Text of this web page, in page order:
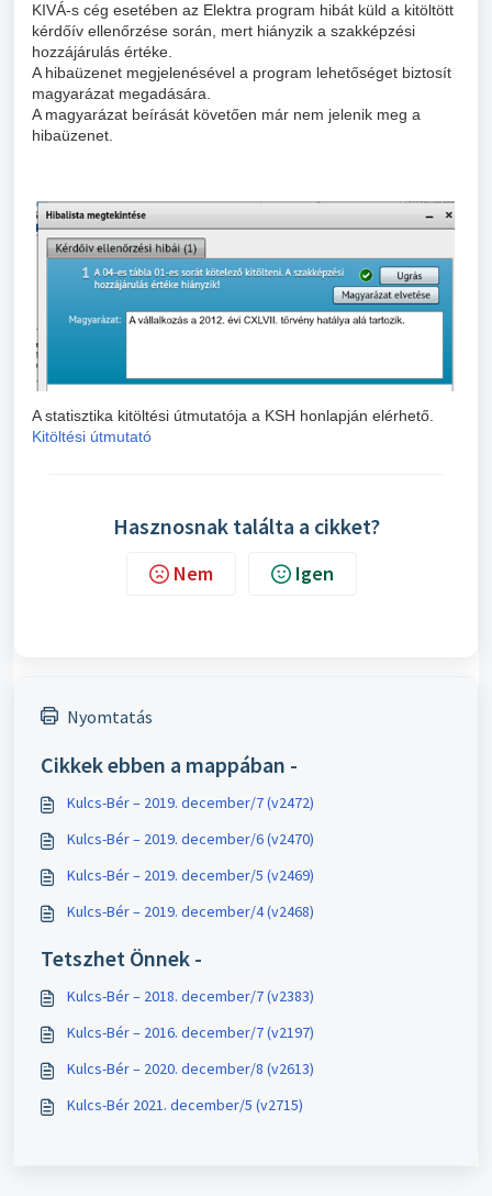
KIVÁ-s cég esetében az Elektra program hibát küld a kitöltött
kérdőív ellenőrzése során, mert hiányzik a szakképzési
hozzájárulás értéke.
A hibaüzenet megjelenésével a program lehetőséget biztosít
magyarázat megadására.
A magyarázat beírását követően már nem jelenik meg a
hibaüzenet.
A statisztika kitöltési útmutatója a KSH honlapján elérhető.
Kitöltési útmutató
Hasznosnak találta a cikket?
Nem Igen
Nyomtatás
Cikkek ebben a mappában -
Kulcs-Bér – 2019. december/7 (v2472)
Kulcs-Bér – 2019. december/6 (v2470)
Kulcs-Bér – 2019. december/5 (v2469)
Kulcs-Bér – 2019. december/4 (v2468)
Tetszhet Önnek -
Kulcs-Bér – 2018. december/7 (v2383)
Kulcs-Bér – 2016. december/7 (v2197)
Kulcs-Bér – 2020. december/8 (v2613)
Kulcs-Bér 2021. december/5 (v2715)